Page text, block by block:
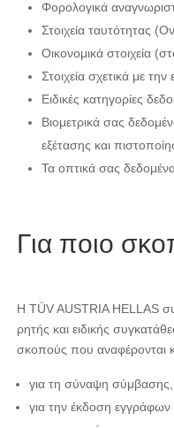
Φορολογικά
Στοιχεία ταυτότητας
Οικονομικά στοιχεία
Στοιχεία σχετικά με
Ειδικές κατηγορίες
Βιομετρικά σας
εξέτασης και
Τα οπτικά σας
Για ποιο
Η TÜV AUSTRIA HELLAS
ρητής και ειδικής
σκοπούς που αναφέρονται
για τη σύναψη
για την έκδοση